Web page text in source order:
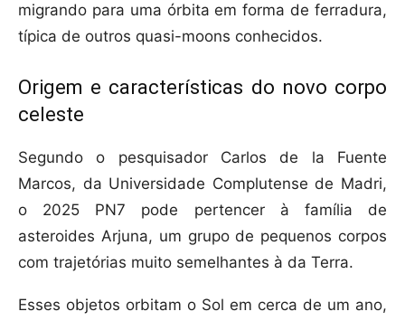
migrando para uma órbita em forma de ferradura,
típica de outros quasi-moons conhecidos.
Origem e características do novo corpo
celeste
Segundo o pesquisador Carlos de la Fuente
Marcos, da Universidade Complutense de Madri,
o 2025 PN7 pode pertencer à família de
asteroides Arjuna, um grupo de pequenos corpos
com trajetórias muito semelhantes à da Terra.
Esses objetos orbitam o Sol em cerca de um ano,